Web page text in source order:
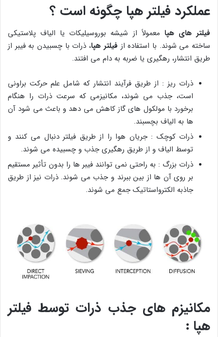
عملکرد فیلتر هپا چگونه است ؟
فیلتر های هپا معمولاً از شیشه بوروسیلیکات یا الیاف پلاستیکی
ساخته می شوند. با استفاده از فیلتر هپا، ذرات با چسبیدن به فیبر از
طریق انتشار، رهگیری یا ضربه به دام می افتند.
ذرات ریز : از طریق فرآیند انتشار که شامل علم حرکت براونی
است، جذب می شوند، مکانیزمی که سرعت ذرات را هنگام
برخورد با مولکول های گاز کاهش می دهد و باعث می شود آن
ها به الیاف بچسبند.
ذرات کوچک : جریان هوا را از طریق فیلتر دنبال می کنند و
توسط الیاف و از طریق رهگیری جذب و چسبیده می شوند.
ذرات بزرگ : به راحتی نمی توانند فیبر ها را بدون تأثیر مستقیم
بر روی آن ها از بین ببرند و جذب می شوند. ذرات نیز از طریق
جاذبه الکترواستاتیک جمع می شوند.
مکانیزم های جذب ذرات توسط فیلتر
هپا :